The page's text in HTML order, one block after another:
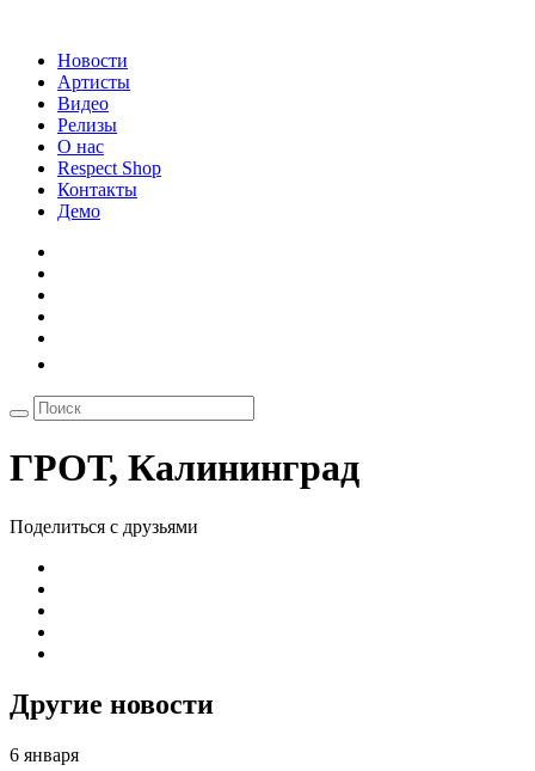
Новости
Артисты
Видео
Релизы
О нас
Respect Shop
Контакты
Демо
ГРОТ, Калининград
Поделиться с друзьями
Другие новости
6 января